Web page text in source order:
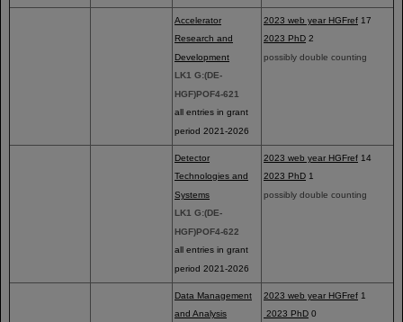
Accelerator
Research and
Development
LK1 G:(DE-
HGF)POF4-621
all entries in grant
period 2021-2026
2023 web year HGFref 17
2023 PhD 2
possibly double counting
Detector
Technologies and
Systems
LK1 G:(DE-
HGF)POF4-622
all entries in grant
period 2021-2026
2023 web year HGFref 14
2023 PhD 1
possibly double counting
Data Management
and Analysis
2023 web year HGFref 1
2023 PhD 0